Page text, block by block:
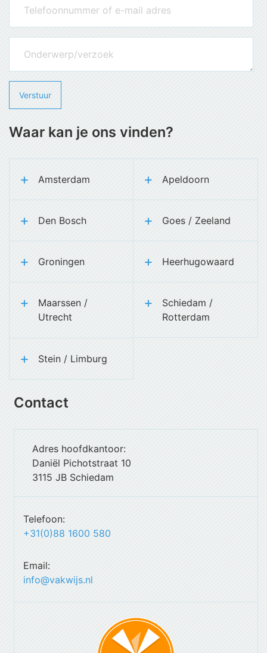
Waar kan je ons vinden?
Amsterdam Apeldoorn
Den Bosch Goes / Zeeland
Groningen Heerhugowaard
Maarssen /
Utrecht
Schiedam /
Rotterdam
Stein / Limburg
Contact
Adres hoofdkantoor:
Daniël Pichotstraat 10
3115 JB Schiedam
Telefoon:
+31(0)88 1600 580
Email:
info@vakwijs.nl